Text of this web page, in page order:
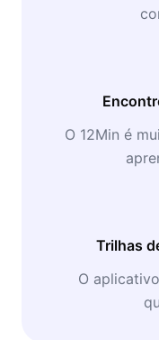
O 12Min é
Trilhas
O